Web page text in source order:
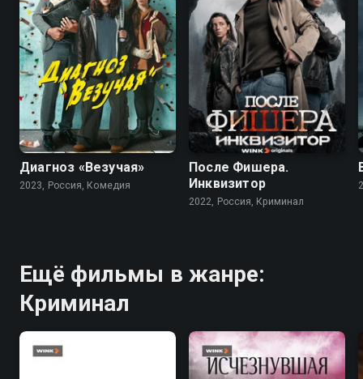
7.4
Диагноз «Везучая»
2023, Россия, Комедия
7.9 6.8
После Фишера.
Инквизитор
2022, Россия, Криминал
Ещё фильмы в жанре:
Криминал